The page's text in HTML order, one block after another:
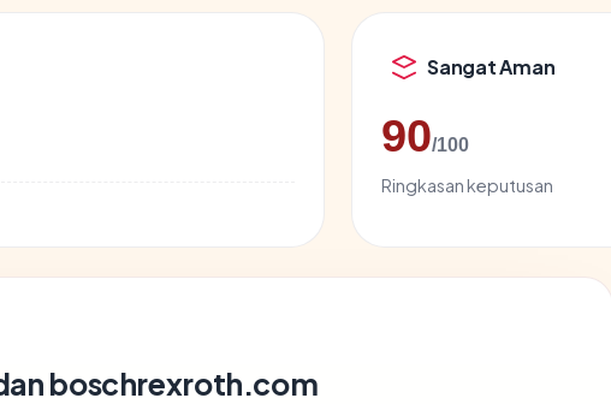
Sangat Aman
90/100
Ringkasan keputusan
boschrexroth.com